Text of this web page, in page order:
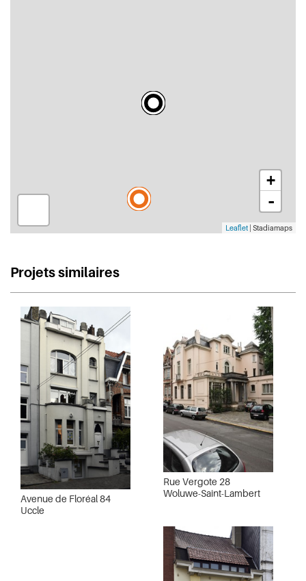
+
-
Leaflet | Stadiamaps
Projets similaires
Avenue de Floréal 84
Uccle
Rue Vergote 28
Woluwe-Saint-Lambert